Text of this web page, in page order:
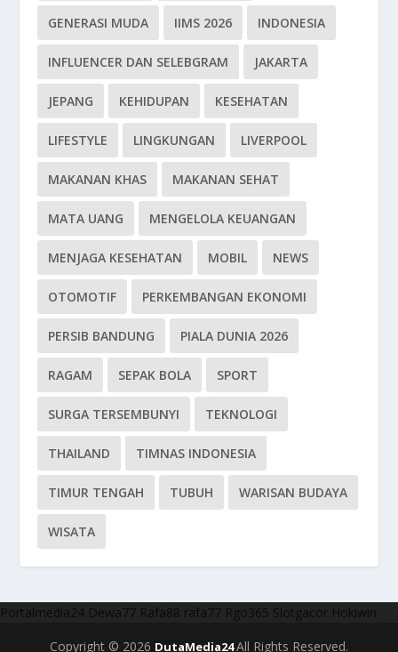
GENERASI MUDA IIMS 2026 INDONESIA
INFLUENCER DAN SELEBGRAM JAKARTA
JEPANG KEHIDUPAN KESEHATAN
LIFESTYLE LINGKUNGAN LIVERPOOL
MAKANAN KHAS MAKANAN SEHAT
MATA UANG MENGELOLA KEUANGAN
MENJAGA KESEHATAN MOBIL NEWS
OTOMOTIF PERKEMBANGAN EKONOMI
PERSIB BANDUNG PIALA DUNIA 2026
RAGAM SEPAK BOLA SPORT
SURGA TERSEMBUNYI TEKNOLOGI
THAILAND TIMNAS INDONESIA
TIMUR TENGAH TUBUH WARISAN BUDAYA
WISATA
Portalmedia24 Dewa77 Rafa88 rafa77 Rgo365 Slotgacor Hokiwin
Copyright © 2026 DutaMedia24All Rights Reserved.